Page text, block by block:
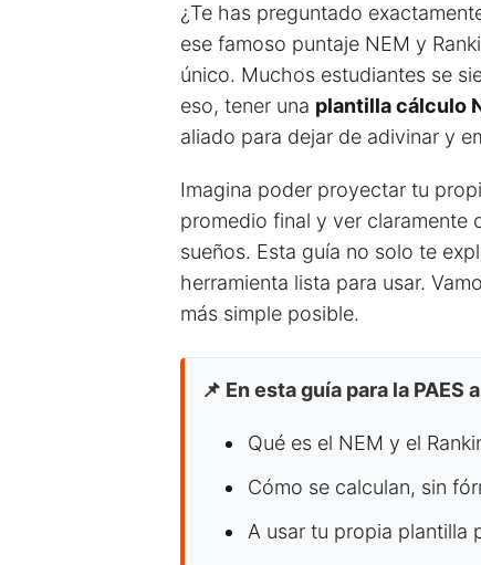
¿Te has preguntado
ese famoso puntaje NEM y
único. Muchos estudiantes se
eso, tener una plantilla cálculo
aliado para dejar de adivinar y
Imagina poder proyectar tu
promedio final y ver claramente
sueños. Esta guía no solo te
herramienta lista para usar.
más simple posible.
📌 En esta guía para la PAES
Qué es el NEM y el
Cómo se calculan, sin
A usar tu propia plantilla